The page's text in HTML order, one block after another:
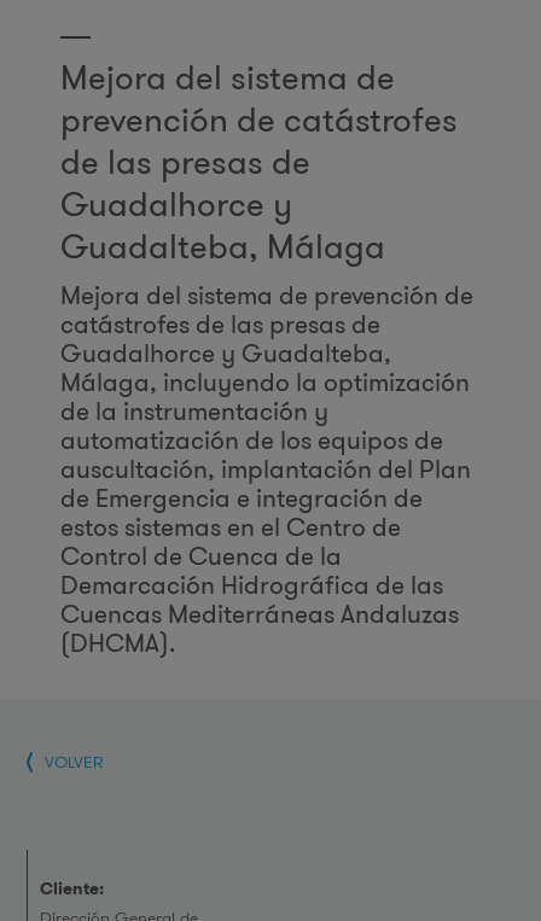
Mejora del sistema de
prevención de catástrofes
de las presas de
Guadalhorce y
Guadalteba, Málaga
Mejora del sistema de prevención de
catástrofes de las presas de
Guadalhorce y Guadalteba,
Málaga, incluyendo la optimización
de la instrumentación y
automatización de los equipos de
auscultación, implantación del Plan
de Emergencia e integración de
estos sistemas en el Centro de
Control de Cuenca de la
Demarcación Hidrográfica de las
Cuencas Mediterráneas Andaluzas
(DHCMA).
VOLVER
Cliente: